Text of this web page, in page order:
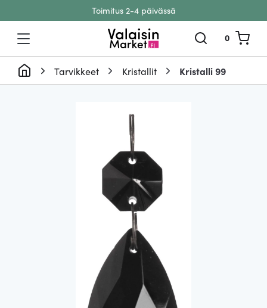
Toimitus 2-4 päivässä
Siirry sisältöön 0
Tarvikkeet Kristallit Kristalli 99